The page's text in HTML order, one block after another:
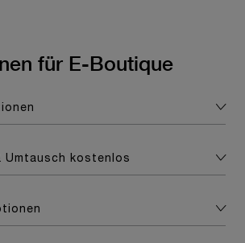
für E-Boutique
Umtausch kostenlos